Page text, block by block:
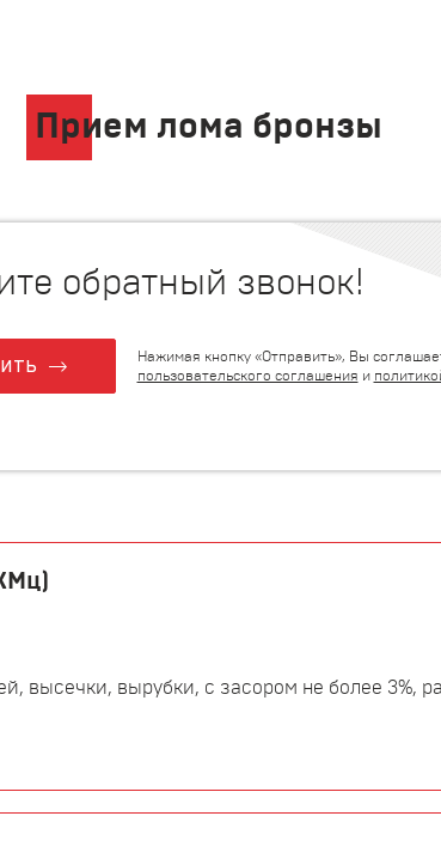
Прием лома бронзы
обратный звонок!
Нажимая кнопку «Отправить», Вы
пользовательского соглашения и
высечки, вырубки, с засором не более 3%,